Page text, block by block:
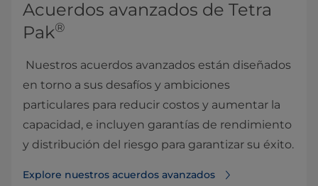
Acuerdos avanzados de Tetra
Pak®
Nuestros acuerdos avanzados están diseñados
en torno a sus desafíos y ambiciones
particulares para reducir costos y aumentar la
capacidad, e incluyen garantías de rendimiento
y distribución del riesgo para garantizar su éxito.
Explore nuestros acuerdos avanzados